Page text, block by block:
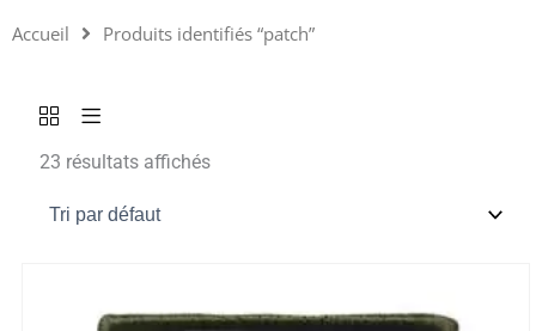
Accueil Produits identifiés “patch”
23 résultats affichés